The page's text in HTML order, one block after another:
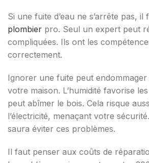
Si une fuite d’eau ne s’arrête pas,
plombier pro. Seul un expert peut
compliquées. Ils ont les
correctement.
Ignorer une fuite peut endommager
votre maison. L’humidité favorise
peut abîmer le bois. Cela risque
l’électricité, menaçant votre
saura éviter ces problèmes.
Il faut penser aux coûts de